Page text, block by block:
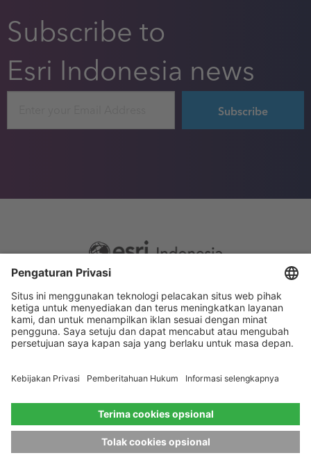
Subscribe to
Esri Indonesia news
Footer
menu
Sitemap
Privacy
Website Terms and Conditions
Privacy settings
© 2026 Esri Indonesia All rights reserved.